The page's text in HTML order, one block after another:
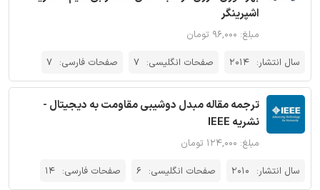
اشپرینگر
مبلغ: ۹۶,۰۰۰ تومان
سال انتشار: 2014 صفحات انگلیسی: 7 صفحات فارسی: 7
ترجمه مقاله مبدل دوشیبی مقاومت به دیجیتال -
نشریه IEEE
مبلغ: ۱۲۴,۰۰۰ تومان
سال انتشار: 2010 صفحات انگلیسی: 6 صفحات فارسی: 14